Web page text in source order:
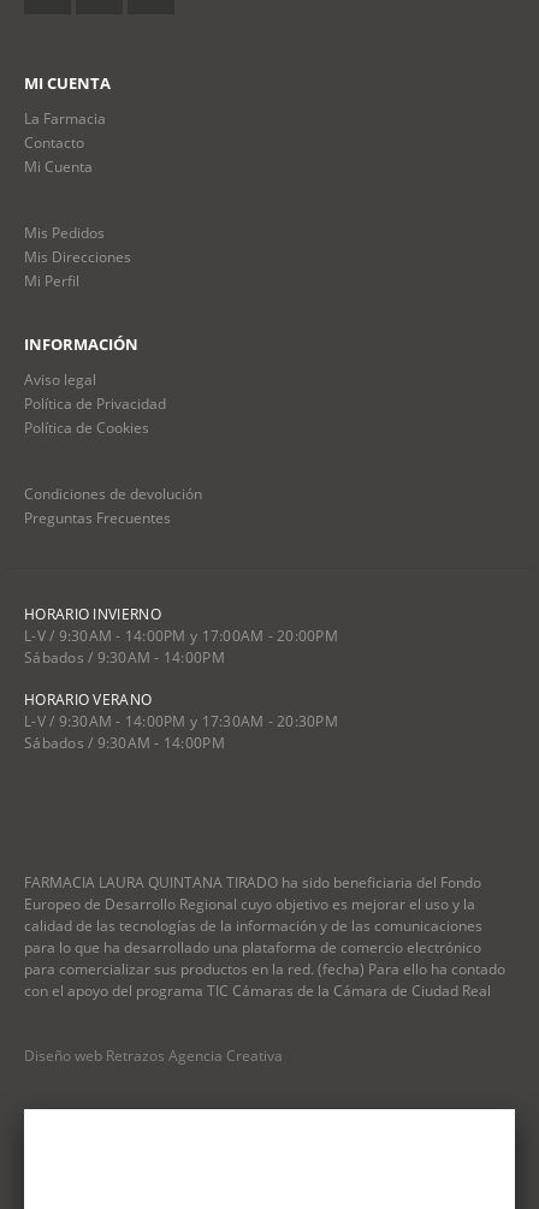
MI CUENTA
La Farmacia
Contacto
Mi Cuenta
Mis Pedidos
Mis Direcciones
Mi Perfil
INFORMACIÓN
Aviso legal
Política de Privacidad
Política de Cookies
Condiciones de devolución
Preguntas Frecuentes
HORARIO INVIERNO
L-V / 9:30AM - 14:00PM y 17:00AM - 20:00PM
Sábados / 9:30AM - 14:00PM
HORARIO VERANO
L-V / 9:30AM - 14:00PM y 17:30AM - 20:30PM
Sábados / 9:30AM - 14:00PM
FARMACIA LAURA QUINTANA TIRADO ha sido beneficiaria del Fondo
Europeo de Desarrollo Regional cuyo objetivo es mejorar el uso y la
calidad de las tecnologías de la información y de las comunicaciones
para lo que ha desarrollado una plataforma de comercio electrónico
para comercializar sus productos en la red. (fecha) Para ello ha contado
con el apoyo del programa TIC Cámaras de la Cámara de Ciudad Real
Diseño web Retrazos Agencia Creativa